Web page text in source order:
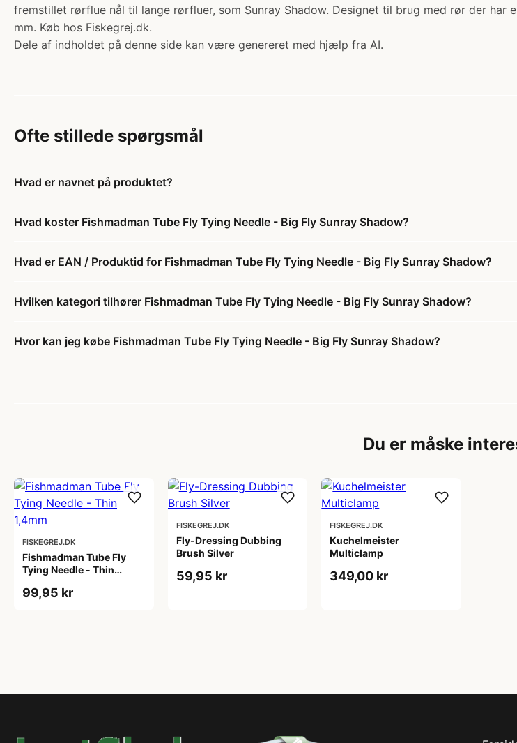
fremstillet rørflue nål til lange rørfluer, som Sunray Shadow. Designet til brug med rør der har
mm. Køb hos Fiskegrej.dk.
Dele af indholdet på denne side kan være genereret med hjælp fra AI.
Ofte stillede spørgsmål
Hvad er navnet på produktet?
Hvad koster Fishmadman Tube Fly Tying Needle - Big Fly Sunray Shadow?
Hvad er EAN / Produktid for Fishmadman Tube Fly Tying Needle - Big Fly Sunray Shadow?
Hvilken kategori tilhører Fishmadman Tube Fly Tying Needle - Big Fly Sunray Shadow?
Hvor kan jeg købe Fishmadman Tube Fly Tying Needle - Big Fly Sunray Shadow?
Du er måske
FISKEGREJ.DK
Fishmadman Tube Fly
Tying Needle - Thin
99,95 kr
FISKEGREJ.DK
Fly-Dressing Dubbing
Brush Silver
59,95 kr
FISKEGREJ.DK
Kuchelmeister
Multiclamp
349,00 kr